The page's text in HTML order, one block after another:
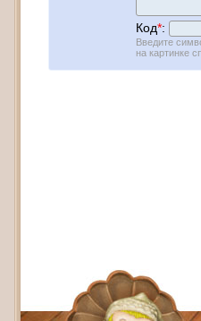
Код*:
Введите
на картинке